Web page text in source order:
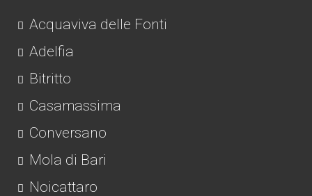
Acquaviva delle Fonti
Adelfia
Bitritto
Casamassima
Conversano
Mola di Bari
Noicattaro